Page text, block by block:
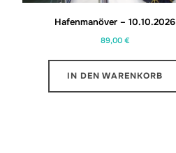
Hafenmanöver – 10.10.2026
89,00 €
IN DEN WARENKORB